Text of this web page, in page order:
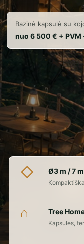
Bazinė kapsulė su
nuo 6 500 € + PVM
◇ Ø3 m / 7
⌂ Tree
Kapsulės,